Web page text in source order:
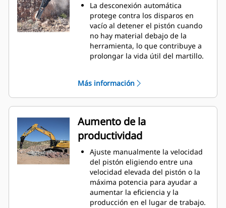
La desconexión automática
protege contra los disparos en
vacío al detener el pistón cuando
no hay material debajo de la
herramienta, lo que contribuye a
prolongar la vida útil del martillo.
vibraciones de la máquina y a
aumentar la supresión del ruido.
La función de amortiguación de
sonido, incluida de serie, le
permite utilizar un Martillo
Performance en lugares de trabajo
situados en zonas sensibles al
ruido, como barrios residenciales
o cerca de hospitales, donde se
regula el nivel de ruido.
Más información
Aumento de la
productividad
Ajuste manualmente la velocidad
del pistón eligiendo entre una
velocidad elevada del pistón o la
máxima potencia para ayudar a
aumentar la eficiencia y la
producción en el lugar de trabajo.